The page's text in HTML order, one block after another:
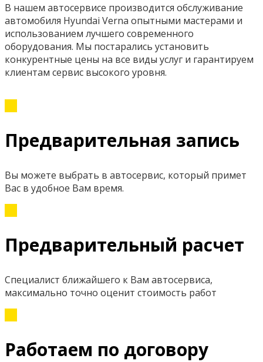
В нашем автосервисе производится обслуживание
автомобиля Hyundai Verna опытными мастерами и
использованием лучшего современного
оборудования. Мы постарались установить
конкурентные цены на все виды услуг и гарантируем
клиентам сервис высокого уровня.
Предварительная запись
Вы можете выбрать в автосервис, который примет
Вас в удобное Вам время.
Предварительный расчет
Специалист ближайшего к Вам автосервиса,
максимально точно оценит стоимость работ
Работаем по договору